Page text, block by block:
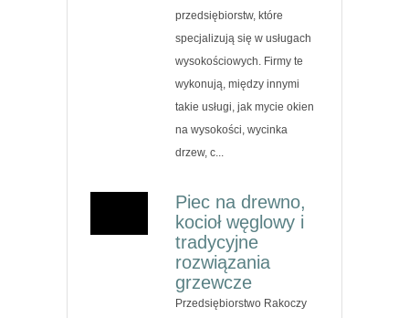
przedsiębiorstw, które
specjalizują się w usługach
wysokościowych. Firmy te
wykonują, między innymi
takie usługi, jak mycie okien
na wysokości, wycinka
drzew, c...
Piec na drewno,
kocioł węglowy i
tradycyjne
rozwiązania
grzewcze
Przedsiębiorstwo Rakoczy